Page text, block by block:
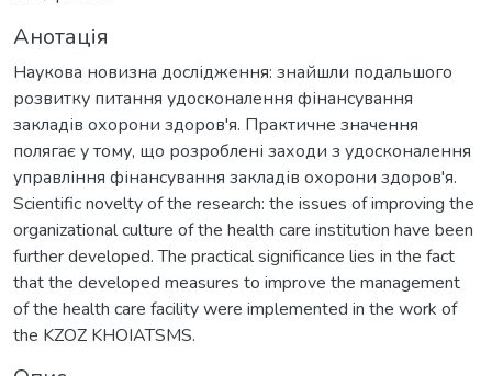
Анотація
Наукова новизна дослідження: знайшли подальшого
розвитку питання удосконалення фінансування
закладів охорони здоров'я. Практичне значення
полягає у тому, що розроблені заходи з удосконалення
управління фінансування закладів охорони здоров'я.
Scientific novelty of the research: the issues of improving the
organizational culture of the health care institution have been
further developed. The practical significance lies in the fact
that the developed measures to improve the management
of the health care facility were implemented in the work of
the KZOZ KHOIATSMS.